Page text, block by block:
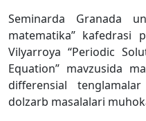
Seminarda Granada
matematika” kafedrasi
Vilyarroya “Periodic
Equation” mavzusida
differensial
dolzarb masalalari